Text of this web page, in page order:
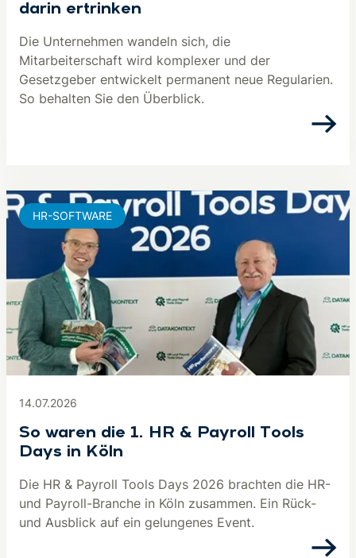
darin ertrinken
Die Unternehmen wandeln sich, die
Mitarbeiterschaft wird komplexer und der
Gesetzgeber entwickelt permanent neue Regularien.
So behalten Sie den Überblick.
14.07.2026
So waren die 1. HR & Payroll Tools
Days in Köln
Die HR & Payroll Tools Days 2026 brachten die HR-
und Payroll-Branche in Köln zusammen. Ein Rück-
und Ausblick auf ein gelungenes Event.
HR-SOFTWARE